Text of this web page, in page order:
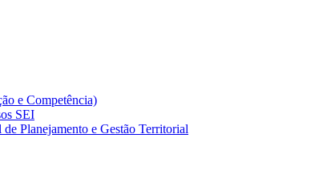
e Competência)
SEI
Planejamento e Gestão Territorial